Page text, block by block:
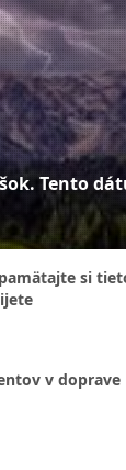
Tento
si
v doprave